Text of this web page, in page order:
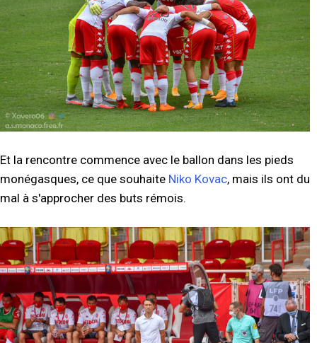
Et la rencontre commence avec le ballon dans les pieds
monégasques, ce que souhaite Niko Kovac, mais ils ont du
mal à s'approcher des buts rémois.